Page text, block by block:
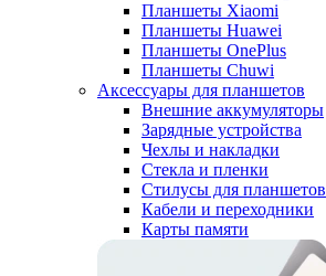
Планшеты Xiaomi
Планшеты Huawei
Планшеты OnePlus
Планшеты Chuwi
Аксессуары для планшетов
Внешние аккумуляторы
Зарядные устройства
Чехлы и накладки
Стекла и пленки
Стилусы для планшетов
Кабели и переходники
Карты памяти